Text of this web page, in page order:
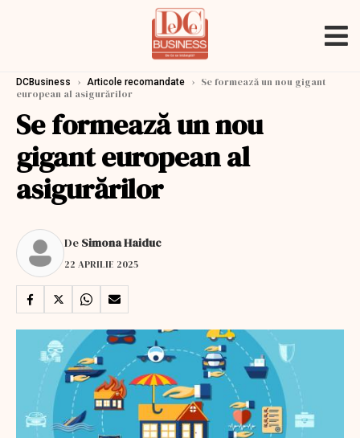
DCBusiness › Articole recomandate › Se formează un nou gigant
european al asigurărilor
Se formează un nou
gigant european al
asigurărilor
De Simona Haiduc
22 APRILIE 2025